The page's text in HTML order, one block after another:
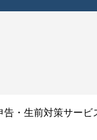
・生前対策サービ